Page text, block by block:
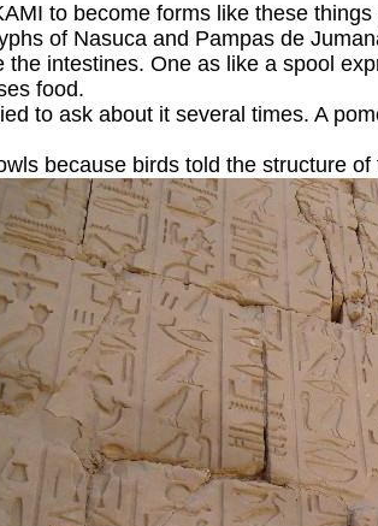
to become forms like these
of Nasuca and Pampas de
intestines. One as like a spool
food.
to ask about it several times. A
because birds told the structure